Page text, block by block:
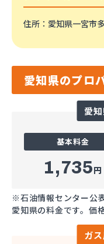
住所 ：愛知県一宮市
愛知県のプロ
愛
基本料金
1,735円
※石油情報センター公
愛知県の料金です。価
ガ